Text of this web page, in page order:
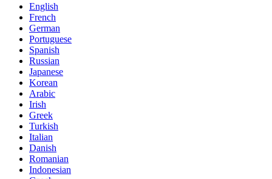
English
French
German
Portuguese
Spanish
Russian
Japanese
Korean
Arabic
Irish
Greek
Turkish
Italian
Danish
Romanian
Indonesian